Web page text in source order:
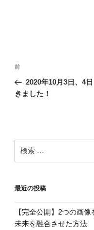
投
ナ
シ
ョ
過
去
の
前
2020年10月3日、4
きました！
検
索:
最近の投稿
【完全公開】2つの画
未来を融合させた方法